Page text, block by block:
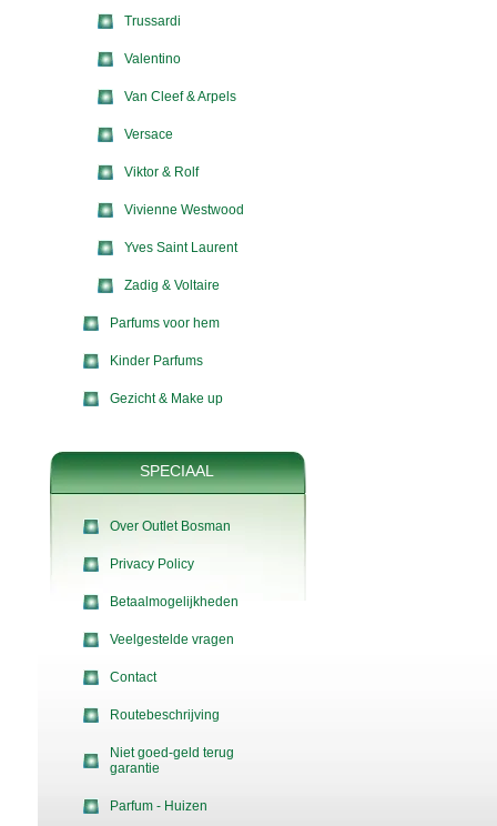
Trussardi
Valentino
Van Cleef & Arpels
Versace
Viktor & Rolf
Vivienne Westwood
Yves Saint Laurent
Zadig & Voltaire
Parfums voor hem
Kinder Parfums
Gezicht & Make up
SPECIAAL
Over Outlet Bosman
Privacy Policy
Betaalmogelijkheden
Veelgestelde vragen
Contact
Routebeschrijving
Niet goed-geld terug
garantie
Parfum - Huizen